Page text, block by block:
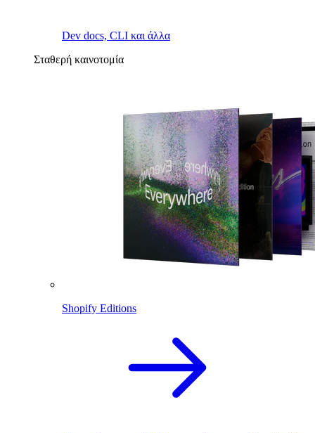
Dev docs, CLI και άλλα
Σταθερή καινοτομία
Shopify Editions